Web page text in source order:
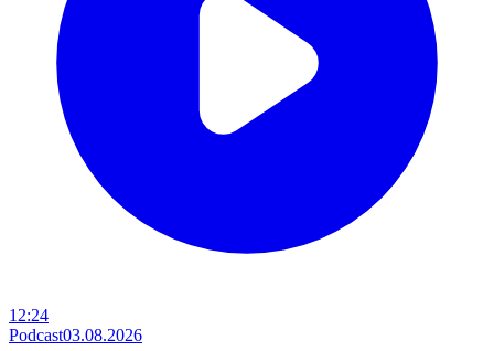
12:24
Podcast03.08.2026